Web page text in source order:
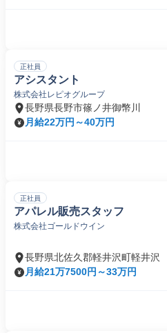
正社員
アシスタント
株式会社レピオグループ
長野県長野市篠ノ井御幣川
月給22万円～40万円
正社員
アパレル販売スタッフ
株式会社ゴールドウイン
長野県北佐久郡軽井沢町軽井沢
月給21万7500円～33万円